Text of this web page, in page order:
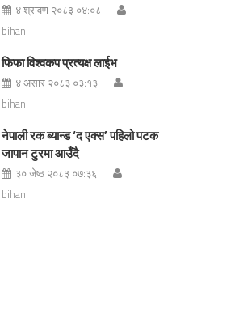
४ श्रावण २०८३ ०४:०८
bihani
फिफा विश्वकप प्रत्यक्ष लाईभ
४ असार २०८३ ०३:१३
bihani
नेपाली रक ब्यान्ड ‘द एक्स’ पहिलो पटक
जापान टुरमा आउँदै
३० जेष्ठ २०८३ ०७:३६
bihani